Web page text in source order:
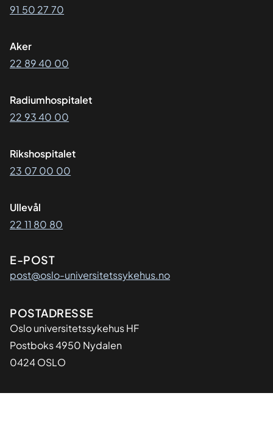
91 50 27 70
Aker
22 89 40 00
Radiumhospitalet
22 93 40 00
Rikshospitalet
23 07 00 00
Ullevål
22 11 80 80
E-POST
post@oslo-universitetssykehus.no
Adresse
POSTADRESSE
Oslo universitetssykehus HF
Postboks 4950 Nydalen
0424 OSLO
Organisasjon
ORGANISASJONSNUMMER